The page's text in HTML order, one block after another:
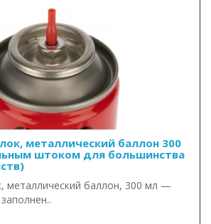
металлический баллон 300
штоком для большинства
металлический баллон, 300 мл —